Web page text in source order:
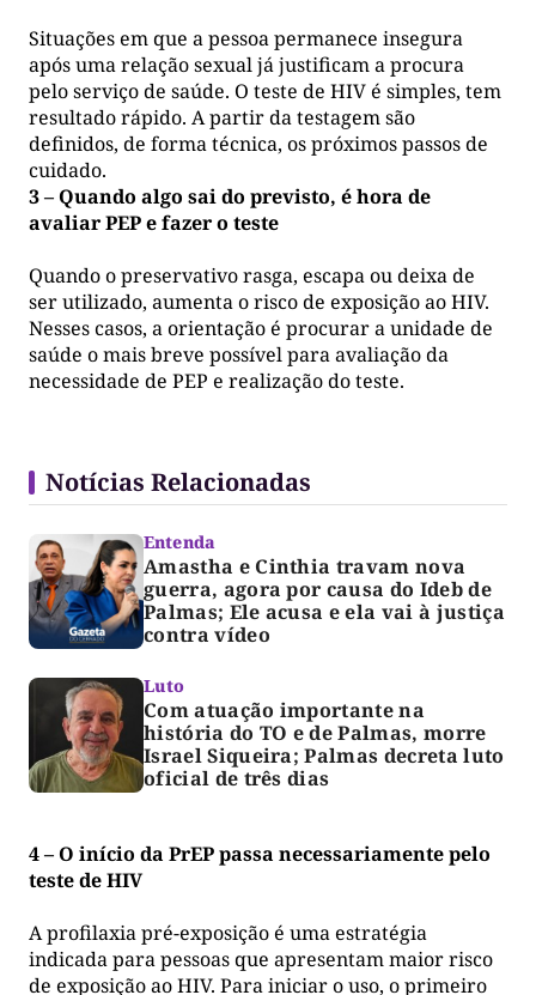
Situações em que a pessoa permanece insegura
após uma relação sexual já justificam a procura
pelo serviço de saúde. O teste de HIV é simples, tem
resultado rápido. A partir da testagem são
definidos, de forma técnica, os próximos passos de
cuidado.
3 – Quando algo sai do previsto, é hora de
avaliar PEP e fazer o teste
Quando o preservativo rasga, escapa ou deixa de
ser utilizado, aumenta o risco de exposição ao HIV.
Nesses casos, a orientação é procurar a unidade de
saúde o mais breve possível para avaliação da
necessidade de PEP e realização do teste.
Notícias Relacionadas
Entenda
Amastha e Cinthia travam nova
guerra, agora por causa do Ideb de
Palmas; Ele acusa e ela vai à justiça
contra vídeo
Luto
Com atuação importante na
história do TO e de Palmas, morre
Israel Siqueira; Palmas decreta luto
oficial de três dias
4 – O início da PrEP passa necessariamente pelo
teste de HIV
A profilaxia pré-exposição é uma estratégia
indicada para pessoas que apresentam maior risco
de exposição ao HIV. Para iniciar o uso, o primeiro